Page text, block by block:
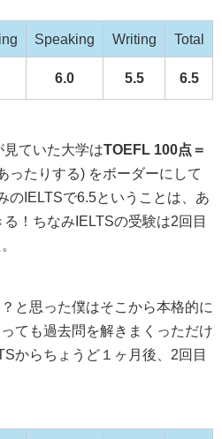
Speaking Writing Total
6.0 5.5 6.5
ていた大学はTOEFL 100点＝
ったりする) をボーダーにして
のIELTSで6.5ということは、あ
！ちなみIELTSの受験は2回目
と思った僕はそこから本格的に
ても過去問を解きまくっただけ
からちょうど１ヶ月後、2回目